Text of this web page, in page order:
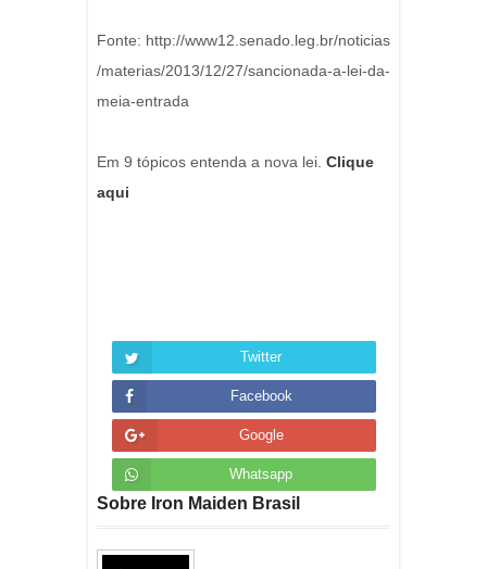
Fonte: http://www12.senado.leg.br/noticias
/materias/2013/12/27/sancionada-a-lei-da-
meia-entrada
Em 9 tópicos entenda a nova lei. Clique
aqui
Twitter
Facebook
Google
Whatsapp
Sobre Iron Maiden Brasil